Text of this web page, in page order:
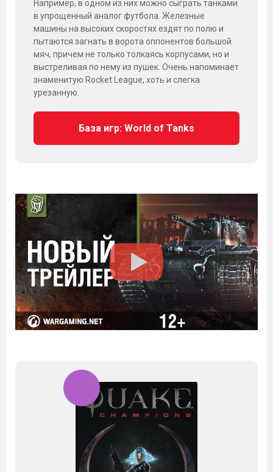
Например, в одном из них можно сыграть танками
в упрощенный аналог футбола. Железные
машины на высоких скоростях ездят по полю и
пытаются загнать в ворота оппонентов большой
мяч, причем не только толкаясь корпусами, но и
выстреливая по нему из пушек. Очень напоминает
знаменитую Rocket League, хоть и слегка
урезанную.
База игр: World of Tanks